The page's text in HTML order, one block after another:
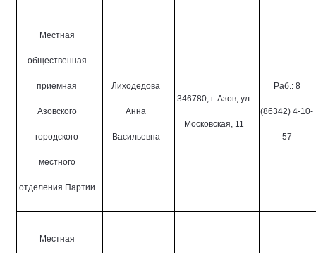
Местная
общественная
приемная
Азовского
городского
местного
отделения Партии
Лиходедова
Анна
Васильевна
346780, г. Азов, ул.
Московская, 11
Раб.: 8
(86342) 4-10-
57
Местная